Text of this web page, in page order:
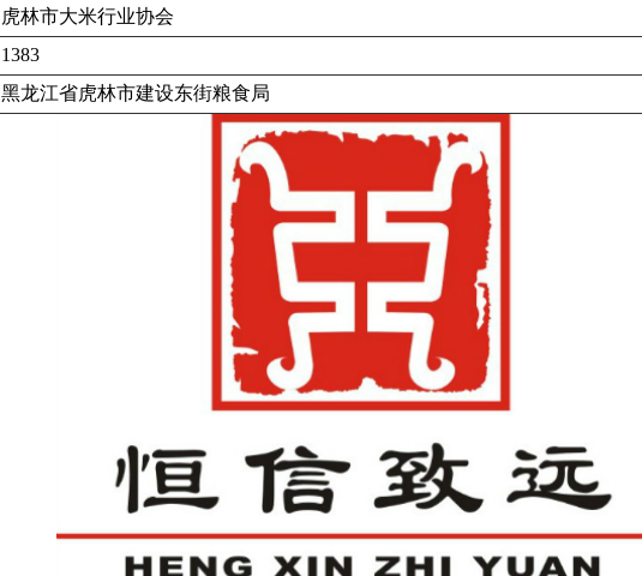
虎林市大米行业协会
1383
黑龙江省虎林市建设东街粮食局